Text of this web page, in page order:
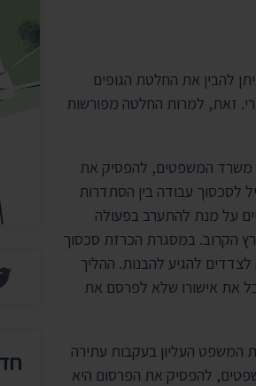
להבין את החלטת הגופים
זאת, למרות החלטה מפורשות
משרד המשפטים, להפסיק את
לסכסוך עבודה בין הסתדרות
על מנת להתערב בפעולה
הקרוב. במסגרת הכרזת סכסוך
בסכסוך והורה לצדדים להגיע להבנות. ההליך
את אישורו שלא לפרסם את
המשפט העליון בעקבות עתירה
להפסיק את הפרסום היא